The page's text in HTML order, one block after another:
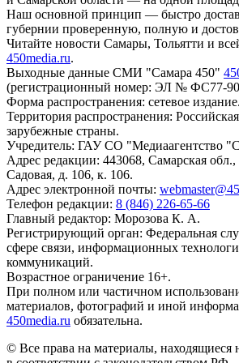
Наш основной принцип — быстро
губернии проверенную, полную и
Читайте новости Самары, Тольятти и
450media.ru.
Выходные данные СМИ "Самара 450"
(регистрационный номер: ЭЛ № ФС77-
Форма распространения: сетевое издание.
Территория распространения:
зарубежные страны.
Учредитель: ГАУ СО "Медиаагентство
Адрес редакции: 443068, Самарская
Садовая, д. 106, к. 106.
Адрес электронной почты:
Телефон редакции: 8 (846) 226-65-66
Главный редактор: Морозова К. А.
Регистрирующий орган: Федеральная
сфере связи, информационных
коммуникаций.
Возрастное ограничение 16+.
При полном или частичном
материалов, фотографий и иной
450media.ru обязательна.
© Все права на материалы, находящиеся